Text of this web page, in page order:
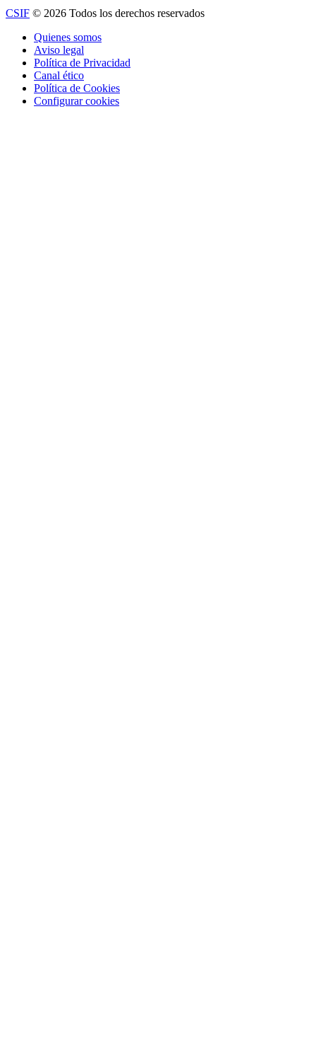
CSIF © 2026 Todos los derechos reservados
Quienes somos
Aviso legal
Política de Privacidad
Canal ético
Política de Cookies
Configurar cookies